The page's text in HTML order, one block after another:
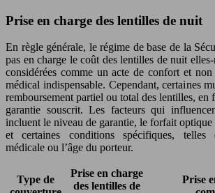
Prise en charge des lentilles de nuit
En règle générale, le régime de base de la
pas en charge le coût des lentilles de nuit
considérées comme un acte de confort et
médical indispensable. Cependant, certaines
remboursement partiel ou total des lentilles, en
garantie souscrit. Les facteurs qui
incluent le niveau de garantie, le forfait
et certaines conditions spécifiques, telles
médicale ou l’âge du porteur.
Type de
Prise en charge
des lentilles de
Prise